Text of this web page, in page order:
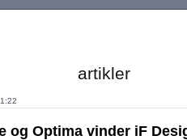
artikler
og Optima vinder iF